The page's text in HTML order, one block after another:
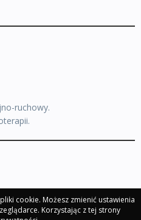
ruchowy.
cookie. Możesz zmienić ustawienia
Korzystając z tej strony